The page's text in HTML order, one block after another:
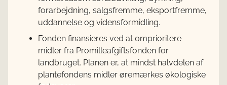
forarbejdning, salgsfremme, eksportfremme,
uddannelse og vidensformidling.
Fonden finansieres ved at omprioritere
midler fra Promilleafgiftsfonden for
landbruget. Planen er, at mindst halvdelen af
plantefondens midler øremærkes økologiske